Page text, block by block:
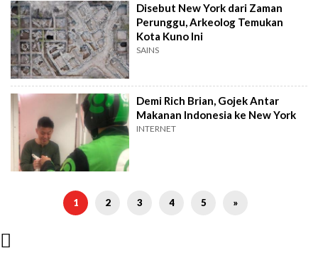
Disebut New York dari Zaman
Perunggu, Arkeolog Temukan
Kota Kuno Ini
SAINS
Demi Rich Brian, Gojek Antar
Makanan Indonesia ke New York
INTERNET
1 2 3 4 5 »
